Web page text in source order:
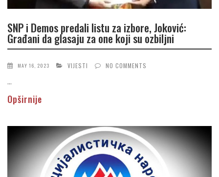
SNP i Demos predali listu za izbore, Joković:
Građani da glasaju za one koji su ozbiljni
MAY 16, 2023 VIJESTI NO COMMENTS
...
Opširnije